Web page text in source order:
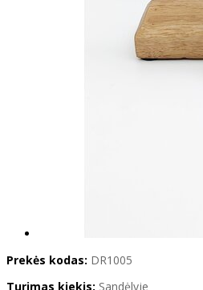
Prekės kodas: DR1005
Turimas kiekis: Sandėlyje